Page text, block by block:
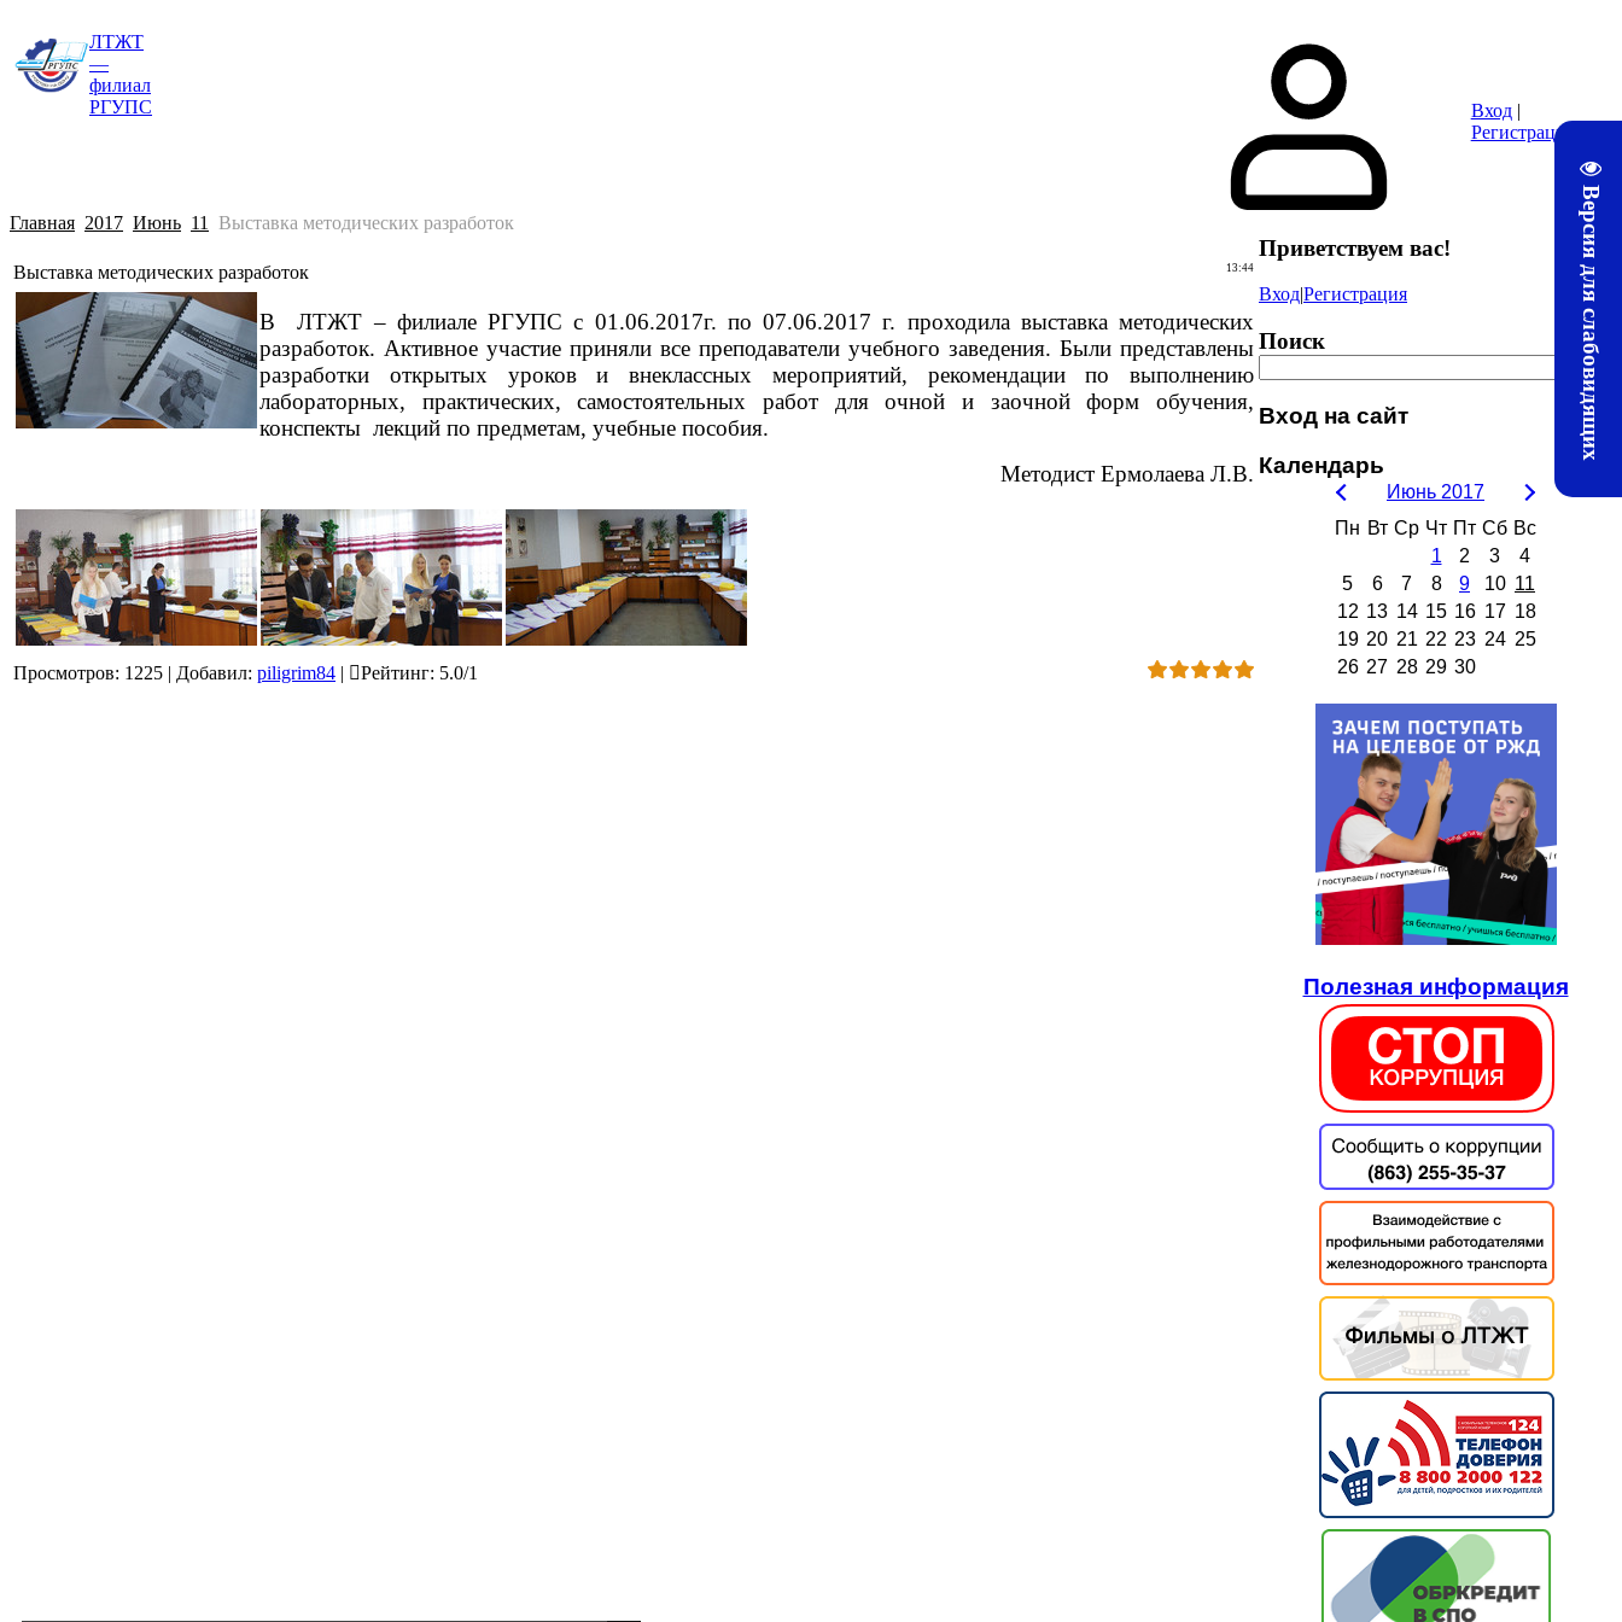
Версия для слабовидящих
ЛТЖТ
—
филиал
РГУПС
Методические материалы ЛТЖТ
Вход|
Регистрация
Главная 2017 Июнь 11 Выставка методических разработок
13:44
Выставка методических разработок
В ЛТЖТ – филиале РГУПС с 01.06.2017г. по 07.06.2017 г. проходила выставка методических
разработок. Активное участие приняли все преподаватели учебного заведения. Были представлены
разработки открытых уроков и внеклассных мероприятий, рекомендации по выполнению
лабораторных, практических, самостоятельных работ для очной и заочной форм обучения,
конспекты лекций по предметам, учебные пособия.
Методист Ермолаева Л.В.
Просмотров: 1225 | Добавил: piligrim84 | Рейтинг: 5.0/1
Приветствуем вас!
Вход|Регистрация
Поиск
Вход на сайт
Календарь
Июнь 2017
Пн Вт Ср Чт Пт Сб Вс
1
2 3
4
5
6 7 8 9 10 11
12 13 14 15 16 17 18
19 20 21 22 23 24 25
26 27 28 29 30
Полезная информация